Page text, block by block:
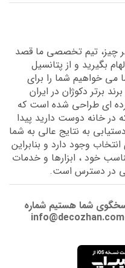
هر چیز، تیم تخصصی ما قصد
بگیرید و از پتانسیل
می خواهیم شما را برای
برتر دکوژان در ایران
ای طراحی شده است که
خانه دوست دارید پیدا
به نتایج عالی به شما
زیبا برای انتخاب وجود دارد و بنابراین
خود ، ابزارها و خدمات
در دسترس است.
شما هستیم شماره